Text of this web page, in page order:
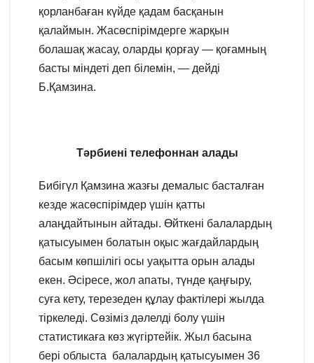
қорланбаған күйде қадам басқанын
қалаймын. Жасөспірімдерге жарқын
болашақ жасау, оларды қорғау — қоғамның
басты міндеті деп білемін, — дейді
Б.Қамзина.
Тәрбиені телефоннан алады
Бибігүл Қамзина жазғы демалыс басталған
кезде жасөспірімдер үшін қатты
алаңдайтынын айтады. Өйткені балалардың
қатысуымен болатын оқыс жағдайлардың
басым көпшілігі осы уақытта орын алады
екен. Әсіресе, жол апаты, түнде қаңғыру,
суға кету, терезеден құлау фактілері жылда
тіркеледі. Сөзіміз дәлелді болу үшін
статистикаға көз жүгіртейік. Жыл басына
бері облыста балалардың қатысуымен 36